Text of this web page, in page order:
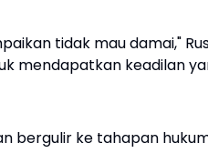
tidak mau damai,"
mendapatkan keadilan
bergulir ke tahapan